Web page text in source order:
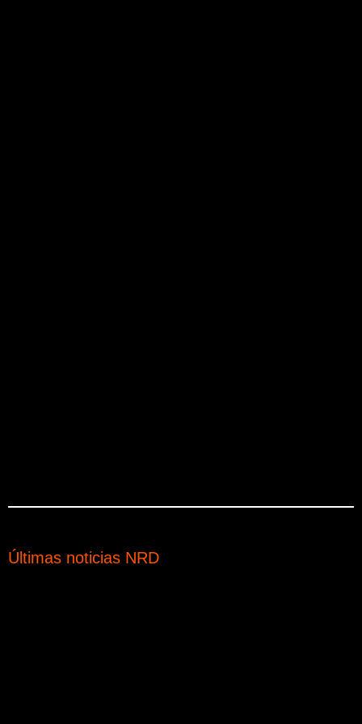
Últimas noticias NRD